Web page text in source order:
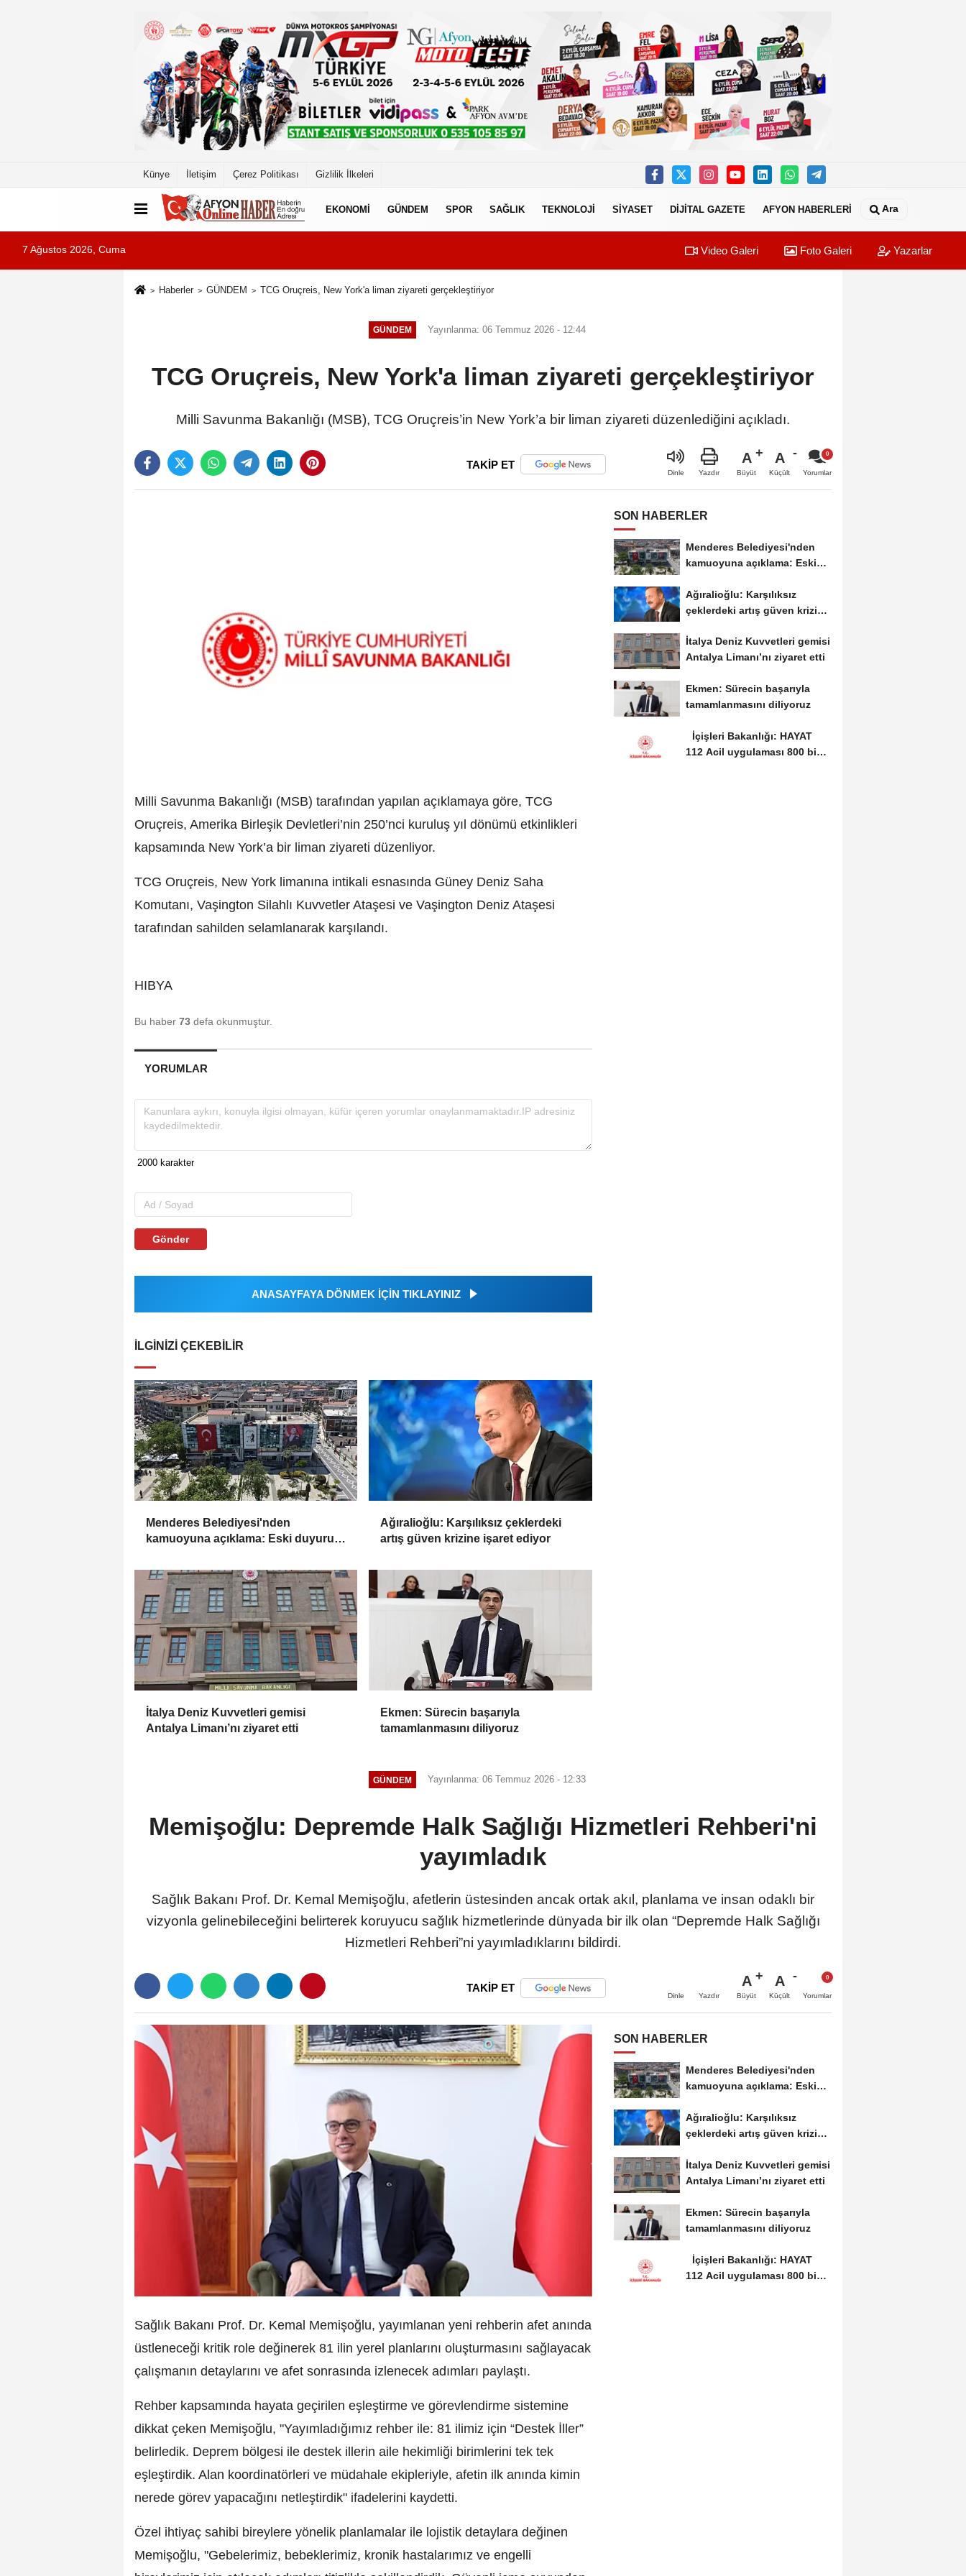
Künye İletişim Çerez Politikası Gizlilik İlkeleri
EKONOMİ GÜNDEM SPOR SAĞLIK TEKNOLOJİ SİYASET DİJİTAL GAZETE AFYON HABERLERİ Ara
7 Ağustos 2026, Cuma Video Galeri Foto Galeri Yazarlar
Haberler GÜNDEM TCG Oruçreis, New York'a liman ziyareti gerçekleştiriyor
GÜNDEM Yayınlanma: 06 Temmuz 2026 - 12:44
TCG Oruçreis, New York'a liman ziyareti gerçekleştiriyor
Milli Savunma Bakanlığı (MSB), TCG Oruçreis’in New York’a bir liman ziyareti düzenlediğini açıkladı.
TAKİP ET
Dinle Yazdır
A
Büyüt
A
Küçült Yorumlar
Milli Savunma Bakanlığı (MSB) tarafından yapılan açıklamaya göre, TCG
Oruçreis, Amerika Birleşik Devletleri’nin 250’nci kuruluş yıl dönümü etkinlikleri
kapsamında New York’a bir liman ziyareti düzenliyor.
TCG Oruçreis, New York limanına intikali esnasında Güney Deniz Saha
Komutanı, Vaşington Silahlı Kuvvetler Ataşesi ve Vaşington Deniz Ataşesi
tarafından sahilden selamlanarak karşılandı.
HIBYA
Bu haber 73 defa okunmuştur.
YORUMLAR
Gönder
ANASAYFAYA DÖNMEK İÇİN TIKLAYINIZ
İLGINIZI ÇEKEBILIR
Menderes Belediyesi'nden
kamuoyuna açıklama: Eski duyuru
Ağıralioğlu: Karşılıksız çeklerdeki
artış güven krizine işaret ediyor
İtalya Deniz Kuvvetleri gemisi
Antalya Limanı’nı ziyaret etti
Ekmen: Sürecin başarıyla
tamamlanmasını diliyoruz
SON HABERLER
Menderes Belediyesi'nden
kamuoyuna açıklama: Eski
Ağıralioğlu: Karşılıksız
çeklerdeki artış güven krizine
İtalya Deniz Kuvvetleri gemisi
Antalya Limanı’nı ziyaret etti
Ekmen: Sürecin başarıyla
tamamlanmasını diliyoruz
İçişleri Bakanlığı: HAYAT
112 Acil uygulaması 800 bin
GÜNDEM Yayınlanma: 06 Temmuz 2026 - 12:33
Memişoğlu: Depremde Halk Sağlığı Hizmetleri Rehberi'ni
yayımladık
Sağlık Bakanı Prof. Dr. Kemal Memişoğlu, afetlerin üstesinden ancak ortak akıl, planlama ve insan odaklı bir
vizyonla gelinebileceğini belirterek koruyucu sağlık hizmetlerinde dünyada bir ilk olan “Depremde Halk Sağlığı
Hizmetleri Rehberi”ni yayımladıklarını bildirdi.
TAKİP ET
Dinle Yazdır
A
Büyüt
A
Küçült Yorumlar
Sağlık Bakanı Prof. Dr. Kemal Memişoğlu, yayımlanan yeni rehberin afet anında
üstleneceği kritik role değinerek 81 ilin yerel planlarını oluşturmasını sağlayacak
çalışmanın detaylarını ve afet sonrasında izlenecek adımları paylaştı.
Rehber kapsamında hayata geçirilen eşleştirme ve görevlendirme sistemine
dikkat çeken Memişoğlu, "Yayımladığımız rehber ile: 81 ilimiz için “Destek İller”
belirledik. Deprem bölgesi ile destek illerin aile hekimliği birimlerini tek tek
eşleştirdik. Alan koordinatörleri ve müdahale ekipleriyle, afetin ilk anında kimin
nerede görev yapacağını netleştirdik" ifadelerini kaydetti.
Özel ihtiyaç sahibi bireylere yönelik planlamalar ile lojistik detaylara değinen
Memişoğlu, "Gebelerimiz, bebeklerimiz, kronik hastalarımız ve engelli
SON HABERLER
Menderes Belediyesi'nden
kamuoyuna açıklama: Eski
Ağıralioğlu: Karşılıksız
çeklerdeki artış güven krizine
İtalya Deniz Kuvvetleri gemisi
Antalya Limanı’nı ziyaret etti
Ekmen: Sürecin başarıyla
tamamlanmasını diliyoruz
İçişleri Bakanlığı: HAYAT
112 Acil uygulaması 800 bin